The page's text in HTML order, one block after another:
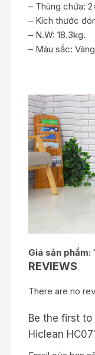
– Thùng chứa:
– Kích thước
– N.W: 18.3kg.
– Màu sắc:
Giá sản
REVIEWS
There are no
Be the first
Hiclean